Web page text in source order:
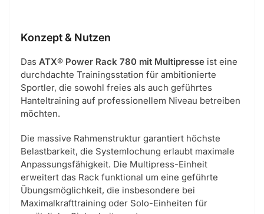
Konzept & Nutzen
Das ATX® Power Rack 780 mit Multipresse ist eine
durchdachte Trainingsstation für ambitionierte
Sportler, die sowohl freies als auch geführtes
Hanteltraining auf professionellem Niveau betreiben
möchten.
Die massive Rahmenstruktur garantiert höchste
Belastbarkeit, die Systemlochung erlaubt maximale
Anpassungsfähigkeit. Die Multipress-Einheit
erweitert das Rack funktional um eine geführte
Übungsmöglichkeit, die insbesondere bei
Maximalkrafttraining oder Solo-Einheiten für